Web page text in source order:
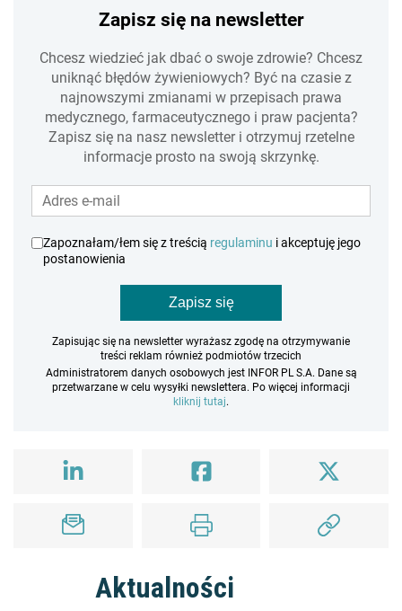
Zapisz się na newsletter
Chcesz wiedzieć jak dbać o swoje zdrowie? Chcesz
uniknąć błędów żywieniowych? Być na czasie z
najnowszymi zmianami w przepisach prawa
medycznego, farmaceutycznego i praw pacjenta?
Zapisz się na nasz newsletter i otrzymuj rzetelne
informacje prosto na swoją skrzynkę.
Zapoznałam/łem się z treścią regulaminu i akceptuję jego
postanowienia
Zapisz się
Zapisując się na newsletter wyrażasz zgodę na otrzymywanie
treści reklam również podmiotów trzecich
Administratorem danych osobowych jest INFOR PL S.A. Dane są
przetwarzane w celu wysyłki newslettera. Po więcej informacji
kliknij tutaj.
Aktualności